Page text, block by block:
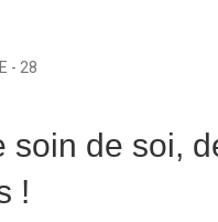
soin de soi,
!